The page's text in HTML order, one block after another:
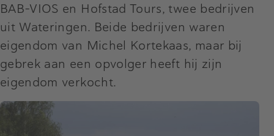
BAB-VIOS en Hofstad Tours, twee bedrijven
uit Wateringen. Beide bedrijven waren
eigendom van Michel Kortekaas, maar bij
gebrek aan een opvolger heeft hij zijn
eigendom verkocht.